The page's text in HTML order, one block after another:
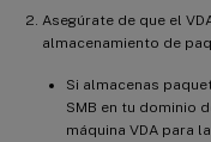
Asegúrate de que el
almacenamiento de
Si almacenas
SMB en tu dominio
máquina VDA para